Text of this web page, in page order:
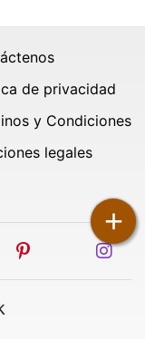
+
de privacidad
y Condiciones
legales
pinterest